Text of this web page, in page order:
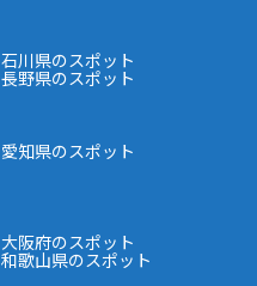
石川県のスポット
長野県のスポット
愛知県のスポット
大阪府のスポット
和歌山県のスポット